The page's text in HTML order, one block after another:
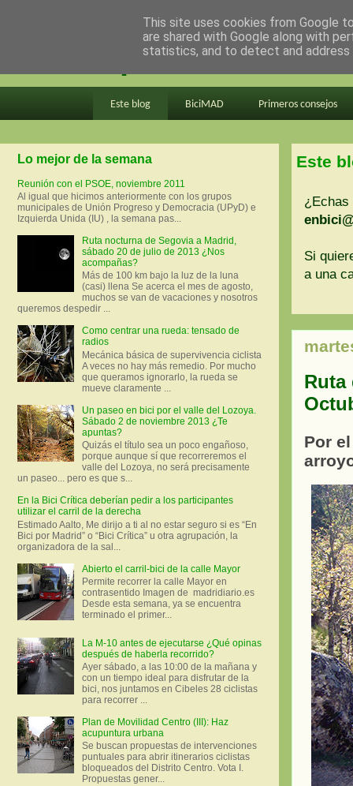
en bici por madrid
Este blog BiciMAD Primeros consejos
Este
¿Echas
Si
a una
Ruta
Por
Lo mejor de la semana
Reunión con el PSOE, noviembre 2011
Al igual que hicimos anteriormente con los grupos
municipales de Unión Progreso y Democracia (UPyD) e
Izquierda Unida (IU) , la semana pas...
Ruta nocturna de Segovia a Madrid,
sábado 20 de julio de 2013 ¿Nos
acompañas?
Más de 100 km bajo la luz de la luna
(casi) llena Se acerca el mes de agosto,
muchos se van de vacaciones y nosotros
queremos despedir ...
Como centrar una rueda: tensado de
radios
Mecánica básica de supervivencia ciclista
A veces no hay más remedio. Por mucho
que queramos ignorarlo, la rueda se
mueve claramente ...
Un paseo en bici por el valle del Lozoya.
Sábado 2 de noviembre 2013 ¿Te
apuntas?
Quizás el título sea un poco engañoso,
porque aunque sí que recorreremos el
valle del Lozoya, no será precisamente
un paseo... pero es que s...
En la Bici Crítica deberían pedir a los participantes
utilizar el carril de la derecha
Estimado Aalto, Me dirijo a ti al no estar seguro si es “En
Bici por Madrid” o “Bici Crítica” u otra agrupación, la
organizadora de la sal...
Abierto el carril-bici de la calle Mayor
Permite recorrer la calle Mayor en
contrasentido Imagen de madridiario.es
Desde esta semana, ya se encuentra
terminado el primer...
La M-10 antes de ejecutarse ¿Qué opinas
después de haberla recorrido?
Ayer sábado, a las 10:00 de la mañana y
con un tiempo ideal para disfrutar de la
bici, nos juntamos en Cibeles 28 ciclistas
para recorrer ...
Plan de Movilidad Centro (III): Haz
acupuntura urbana
Se buscan propuestas de intervenciones
puntuales para abrir itinerarios ciclistas
bloqueados del Distrito Centro. Vota I.
Propuestas gener...
This site uses cookies from Google
are shared with Google along with
statistics, and to detect and address